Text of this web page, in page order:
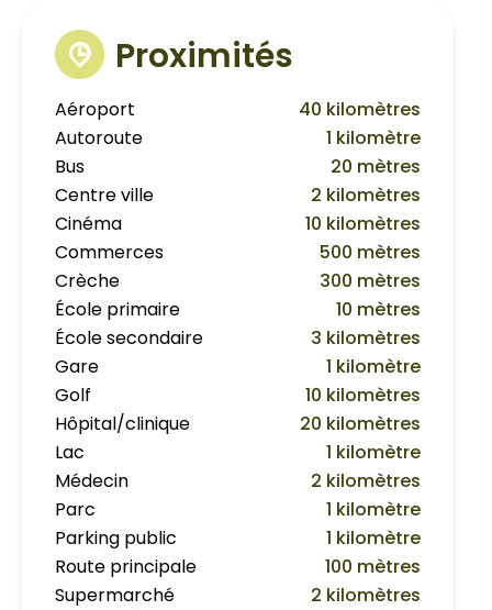
Proximités
Aéroport
40 kilomètres
Autoroute
1 kilomètre
Bus
20 mètres
Centre ville
2 kilomètres
Cinéma
10 kilomètres
Commerces
500 mètres
Crèche
300 mètres
École primaire
10 mètres
École secondaire
3 kilomètres
Gare
1 kilomètre
Golf
10 kilomètres
Hôpital/clinique
20 kilomètres
Lac
1 kilomètre
Médecin
2 kilomètres
Parc
1 kilomètre
Parking public
1 kilomètre
Route principale
100 mètres
Supermarché
2 kilomètres